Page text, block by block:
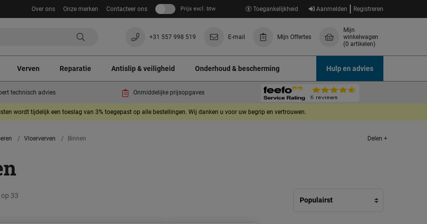
Over ons Onze merken Contacteer ons Prijs excl. btw Toegankelijkheid Aanmelden Registreren
+31 557 998 519 E-mail Mijn Offertes
Mijn
winkelwagen
(0 artikelen)
Verven Reparatie Antislip & veiligheid Onderhoud & bescherming Hulp en advies
technisch advies Onmiddelijke prijsopgaves
wordt tijdelijk een toeslag van 3% toegepast op alle bestellingen. Wij danken u voor uw begrip en vertrouwen.
Vloerverven Binnen Delen +
33